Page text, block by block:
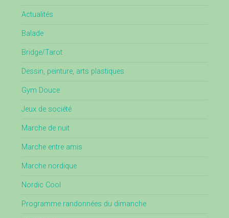
Actualités
Balade
Bridge/Tarot
Dessin, peinture, arts plastiques
Gym Douce
Jeux de société
Marche de nuit
Marche entre amis
Marche nordique
Nordic Cool
Programme randonnées du dimanche